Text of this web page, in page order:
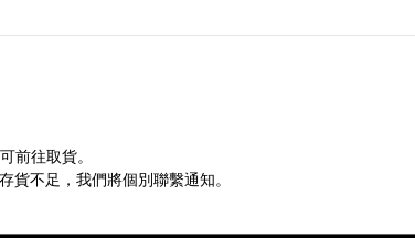
前往取貨。
貨不足，我們將個別聯繫通知。